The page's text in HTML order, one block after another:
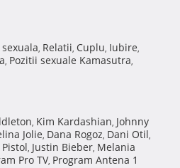
, Relatii, Cuplu, Iubire,
, Pozitii sexuale Kamasutra,
, Kim Kardashian, Johnny
Jolie, Dana Rogoz, Dani Otil,
, Justin Bieber, Melania
Pro TV, Program Antena 1